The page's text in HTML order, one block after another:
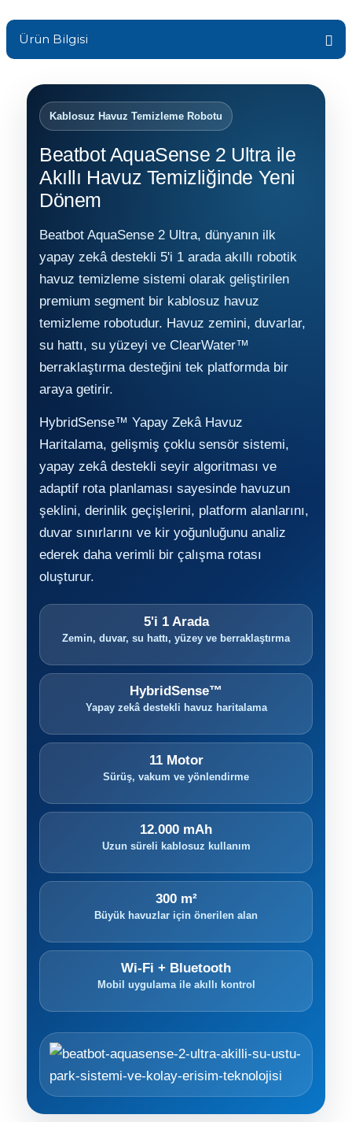
Wtr Havuz
Wtr Havuz Kimyasalları Setleri
Alkalinite Düşürücü
Ayak Dezenfektanı
e Pool Expert
Havuz Filtre
Havuz Kış Kimyasalı
Kalsiyum Hipoklorit
Süper Pool
Temizleyici
Havuz Vana
Havuz Elektrik
Havuz Sarf
Havuz
Bahçe Süs Havuzu
Bahçe Havuz
Havuz Robotu Yedek
Dalgıç Pompa
Dezenfeksiyon
Havuz Güvenlik
Kapağı
Havuz Pompa
Kartuş Filtreler
Olimpik Havuz
Yangın Pompası
Ürün Bilgisi
Kablosuz Havuz Temizleme Robotu
Beatbot AquaSense 2 Ultra ile
Akıllı Havuz Temizliğinde Yeni
Dönem
Beatbot AquaSense 2 Ultra, dünyanın ilk
yapay zekâ destekli 5'i 1 arada akıllı robotik
havuz temizleme sistemi olarak geliştirilen
premium segment bir kablosuz havuz
temizleme robotudur. Havuz zemini, duvarlar,
su hattı, su yüzeyi ve ClearWater™
berraklaştırma desteğini tek platformda bir
araya getirir.
HybridSense™ Yapay Zekâ Havuz
Haritalama, gelişmiş çoklu sensör sistemi,
yapay zekâ destekli seyir algoritması ve
adaptif rota planlaması sayesinde havuzun
şeklini, derinlik geçişlerini, platform alanlarını,
duvar sınırlarını ve kir yoğunluğunu analiz
ederek daha verimli bir çalışma rotası
oluşturur.
5'i 1 Arada
Zemin, duvar, su hattı, yüzey ve berraklaştırma
HybridSense™
Yapay zekâ destekli havuz haritalama
11 Motor
Sürüş, vakum ve yönlendirme
12.000 mAh
Uzun süreli kablosuz kullanım
300 m²
Büyük havuzlar için önerilen alan
Wi-Fi + Bluetooth
Mobil uygulama ile akıllı kontrol